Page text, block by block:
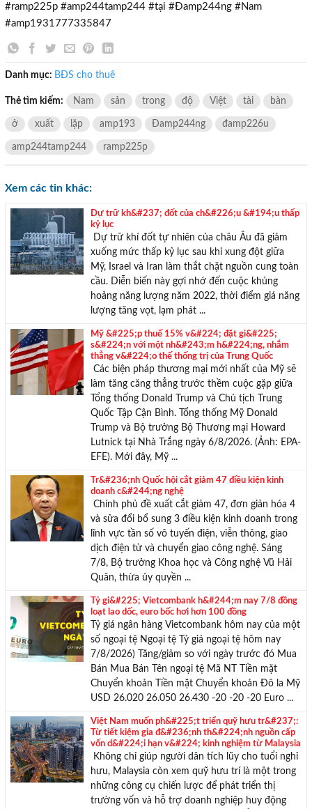
TƯ VẤN MIỄN PHÍ
Với hơn 1000 căn nhà và 50 sales thân thiện, nhiệt tình,
chúng tôi sẽ giúp bạn tìm được BĐS ưng ý!
#ramp225p #amp244tamp244 #tại #Đamp244ng #Nam
#amp1931777335847
Danh mục: BĐS cho thuê
Thẻ tìm kiếm: Nam sản trong độ Việt tài bàn
ở xuất lặp amp193 Đamp244ng đamp226u
amp244tamp244 ramp225p
Xem các tin khác:
Dự trữ kh&#237; đốt của ch&#226;u &#194;u thấp
kỷ lục
Dự trữ khí đốt tự nhiên của châu Âu đã giảm
xuống mức thấp kỷ lục sau khi xung đột giữa
Mỹ, Israel và Iran làm thắt chặt nguồn cung toàn
cầu. Diễn biến này gợi nhớ đến cuộc khủng
hoảng năng lượng năm 2022, thời điểm giá năng
lượng tăng vọt, lạm phát ...
Mỹ &#225;p thuế 15% v&#224; đặt gi&#225;
s&#224;n với một nh&#243;m h&#224;ng, nhắm
thẳng v&#224;o thế thống trị của Trung Quốc
Các biện pháp thương mại mới nhất của Mỹ sẽ
làm tăng căng thẳng trước thềm cuộc gặp giữa
Tổng thống Donald Trump và Chủ tịch Trung
Quốc Tập Cận Bình. Tổng thống Mỹ Donald
Trump và Bộ trưởng Bộ Thương mại Howard
Lutnick tại Nhà Trắng ngày 6/8/2026. (Ảnh: EPA-
EFE). Mới đây, Mỹ ...
Tr&#236;nh Quốc hội cắt giảm 47 điều kiện kinh
doanh c&#244;ng nghệ
Chính phủ đề xuất cắt giảm 47, đơn giản hóa 4
và sửa đổi bổ sung 3 điều kiện kinh doanh trong
lĩnh vực tần số vô tuyến điện, viễn thông, giao
dịch điện tử và chuyển giao công nghệ. Sáng
7/8, Bộ trưởng Khoa học và Công nghệ Vũ Hải
Quân, thừa ủy quyền ...
Tỷ gi&#225; Vietcombank h&#244;m nay 7/8 đồng
loạt lao dốc, euro bốc hơi hơn 100 đồng
Tỷ giá ngân hàng Vietcombank hôm nay của một
số ngoại tệ Ngoại tệ Tỷ giá ngoại tệ hôm nay
7/8/2026) Tăng/giảm so với ngày trước đó Mua
Bán Mua Bán Tên ngoại tệ Mã NT Tiền mặt
Chuyển khoản Tiền mặt Chuyển khoản Đô la Mỹ
USD 26.020 26.050 26.430 -20 -20 -20 Euro ...
Việt Nam muốn ph&#225;t triển quỹ hưu tr&#237;:
Từ tiết kiệm gia đ&#236;nh th&#224;nh nguồn cấp
vốn d&#224;i hạn v&#224; kinh nghiệm từ Malaysia
Không chỉ giúp người dân tích lũy cho tuổi nghỉ
hưu, Malaysia còn xem quỹ hưu trí là một trong
những công cụ chiến lược để phát triển thị
trường vốn và hỗ trợ doanh nghiệp huy động